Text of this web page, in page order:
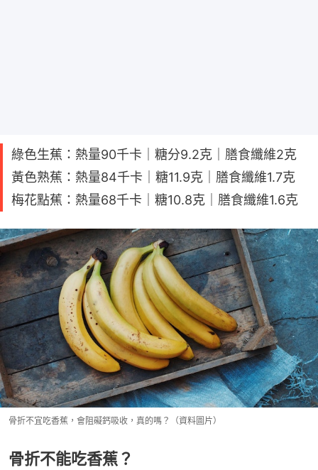
綠色生蕉：熱量90千卡｜糖分9.2克｜膳食纖維2克
黃色熟蕉：熱量84千卡｜糖11.9克｜膳食纖維1.7克
梅花點蕉：熱量68千卡｜糖10.8克｜膳食纖維1.6克
骨折不宜吃香蕉，會阻礙鈣吸收，真的嗎？（資料圖片）
骨折不能吃香蕉？